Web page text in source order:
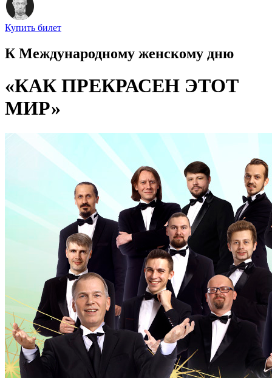
Купить билет
К Международному женскому дню
«КАК ПРЕКРАСЕН ЭТОТ
МИР»